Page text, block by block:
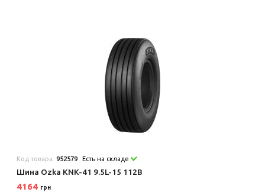
Код товара:952579 Есть на складе
Шина Ozka KNK-41 9.5L-15 112B
4164 грн